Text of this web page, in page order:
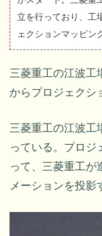
立を行っており、工
ェクションマッピン
三菱重工の江波工
からプロジェクシ
三菱重工の江波工
っている。プロジ
って、三菱重工が
メーションを投影